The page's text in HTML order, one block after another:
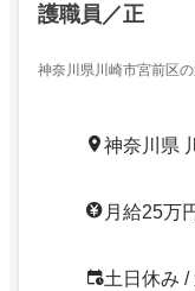
護職員／正
神奈川県川崎市宮前区
神奈川県
月給25万
土日休み /